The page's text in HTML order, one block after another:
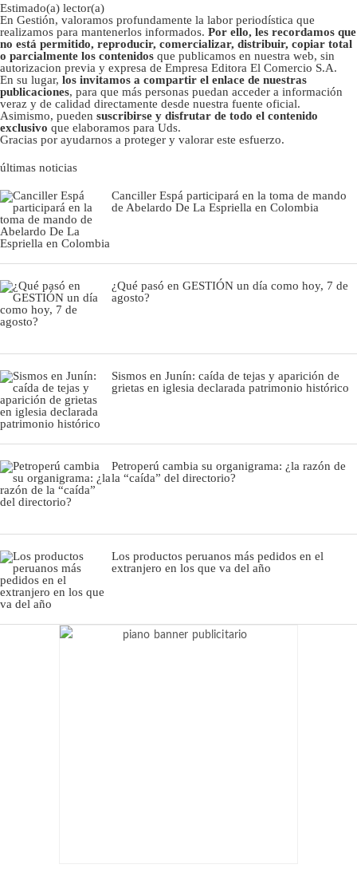
Estimado(a) lector(a)
En Gestión, valoramos profundamente la labor periodística que
realizamos para mantenerlos informados. Por ello, les recordamos que
no está permitido, reproducir, comercializar, distribuir, copiar total
o parcialmente los contenidos que publicamos en nuestra web, sin
autorizacion previa y expresa de Empresa Editora El Comercio S.A.
En su lugar, los invitamos a compartir el enlace de nuestras
publicaciones, para que más personas puedan acceder a información
veraz y de calidad directamente desde nuestra fuente oficial.
Asimismo, pueden suscribirse y disfrutar de todo el contenido
exclusivo que elaboramos para Uds.
Gracias por ayudarnos a proteger y valorar este esfuerzo.
últimas noticias
Canciller Espá participará en la toma de mando
de Abelardo De La Espriella en Colombia
¿Qué pasó en GESTIÓN un día como hoy, 7 de
agosto?
Sismos en Junín: caída de tejas y aparición de
grietas en iglesia declarada patrimonio histórico
Petroperú cambia su organigrama: ¿la razón de
la “caída” del directorio?
Los productos peruanos más pedidos en el
extranjero en los que va del año